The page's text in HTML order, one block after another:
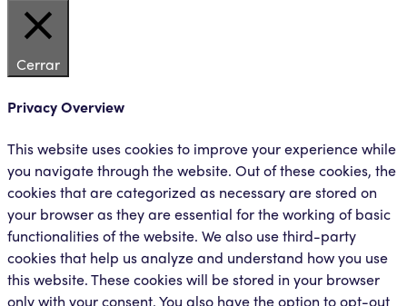
Cerrar
Privacy Overview
This website uses cookies to improve your experience while
you navigate through the website. Out of these cookies, the
cookies that are categorized as necessary are stored on
your browser as they are essential for the working of basic
functionalities of the website. We also use third-party
cookies that help us analyze and understand how you use
this website. These cookies will be stored in your browser
only with your consent. You also have the option to opt-out